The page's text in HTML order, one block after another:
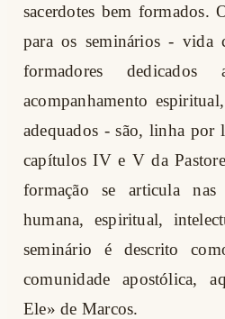
sacerdotes bem formados.
para os seminários - vida
formadores
acompanhamento
adequados - são, linha por
capítulos IV e V da
formação se articula
humana, espiritual,
seminário é descrito
comunidade apostólica,
Ele» de Marcos.